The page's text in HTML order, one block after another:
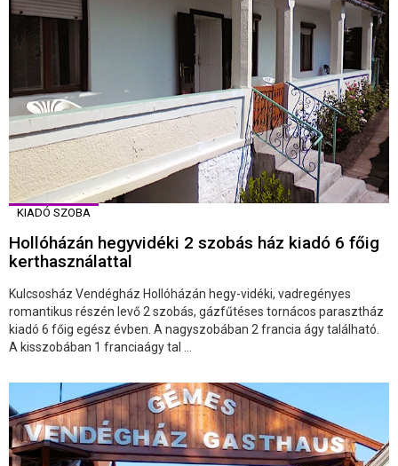
KIADÓ SZOBA
Hollóházán hegyvidéki 2 szobás ház kiadó 6 főig
kerthasználattal
Kulcsosház Vendégház Hollóházán hegy-vidéki, vadregényes
romantikus részén levő 2 szobás, gázfűtéses tornácos parasztház
kiadó 6 főig egész évben. A nagyszobában 2 francia ágy található.
A kisszobában 1 franciaágy tal ...